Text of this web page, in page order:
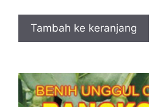
Tambah ke keranjang